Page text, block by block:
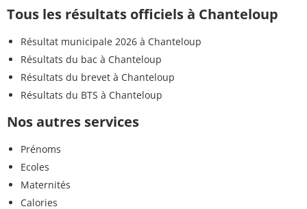
Tous les résultats officiels à Chanteloup
Résultat municipale 2026 à Chanteloup
Résultats du bac à Chanteloup
Résultats du brevet à Chanteloup
Résultats du BTS à Chanteloup
Nos autres services
Prénoms
Ecoles
Maternités
Calories